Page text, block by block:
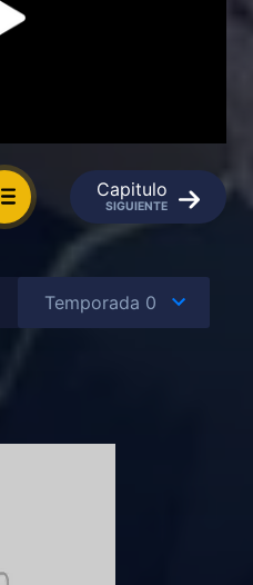
Capitulo
SIGUIENTE